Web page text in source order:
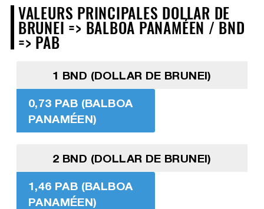
VALEURS PRINCIPALES DOLLAR DE
BRUNEI => BALBOA PANAMÉEN / BND
=> PAB
1 BND (DOLLAR DE BRUNEI)
0,73 PAB (BALBOA
PANAMÉEN)
2 BND (DOLLAR DE BRUNEI)
1,46 PAB (BALBOA
PANAMÉEN)